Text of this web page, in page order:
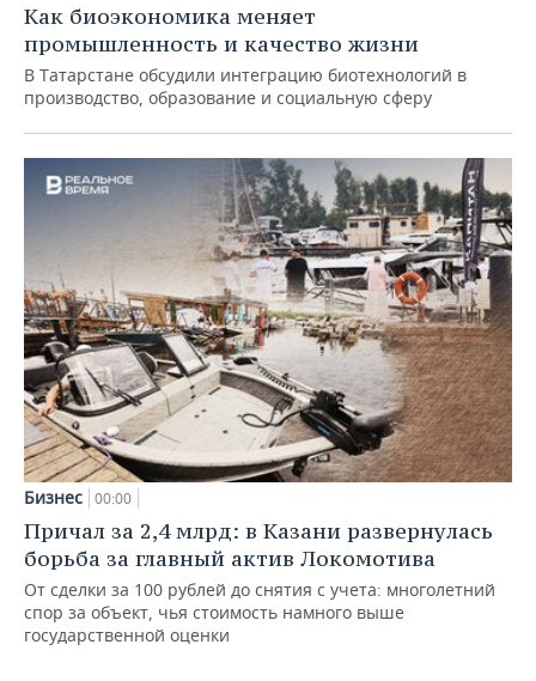
Как биоэкономика меняет
промышленность и качество жизни
В Татарстане обсудили интеграцию биотехнологий в
производство, образование и социальную сферу
Бизнес 00:00
Причал за 2,4 млрд: в Казани развернулась
борьба за главный актив Локомотива
От сделки за 100 рублей до снятия с учета: многолетний
спор за объект, чья стоимость намного выше
государственной оценки